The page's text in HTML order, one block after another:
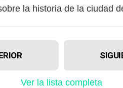
la historia de la ciudad
Ver la lista completa